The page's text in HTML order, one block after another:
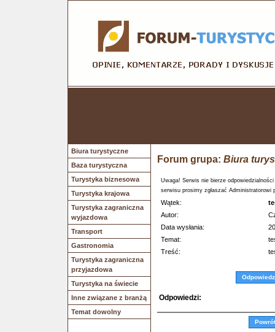
Biura turystyczne
Baza turystyczna
Turystyka biznesowa
Turystyka krajowa
Turystyka zagraniczna
wyjazdowa
Transport
Gastronomia
Turystyka zagraniczna
przyjazdowa
Turystyka na świecie
Inne związane z branżą
Temat dowolny
Forum grupa: Biura
Uwaga! Serwis nie bierze
serwisu prosimy zgłaszać Administratorowi
Wątek:
Autor:
Data wysłania:
Temat:
Treść:
Odpowiedz
Odpowiedzi: